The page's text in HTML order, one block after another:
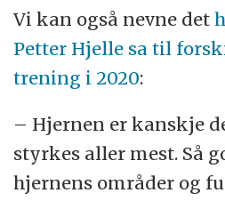
Vi kan også nevne det
Petter Hjelle sa til
trening i 2020:
– Hjernen er kanskje
styrkes aller mest. Så
hjernens områder og